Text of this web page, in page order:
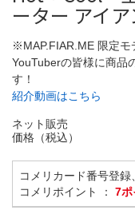
ーター アイア
※MAP.FIAR.ME 限定モ
YouTuberの皆様に商品
す！
紹介動画はこちら
ネット販売
価格（税込）
コメリカード番号登
コメリポイント ： 7ポ